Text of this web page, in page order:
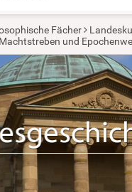
Fächer
und